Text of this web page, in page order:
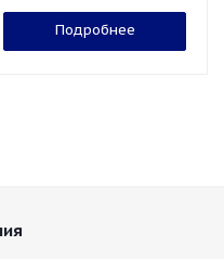
Подробнее